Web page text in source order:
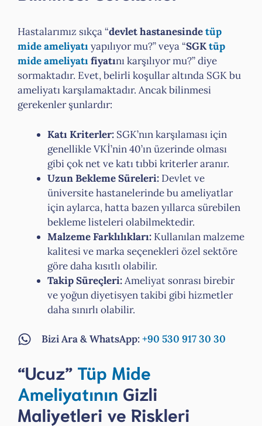
Hastalarımız sıkça “devlet hastanesindetüp
mide ameliyatıyapılıyor mu?” veya “SGKtüp
mide ameliyatıfiyatını karşılıyor mu?” diye
sormaktadır. Evet, belirli koşullar altında SGK bu
ameliyatı karşılamaktadır. Ancak bilinmesi
gerekenler şunlardır:
Katı Kriterler: SGK’nın karşılaması için
genellikle VKİ’nin 40’ın üzerinde olması
gibi çok net ve katı tıbbi kriterler aranır.
Uzun Bekleme Süreleri: Devlet ve
üniversite hastanelerinde bu ameliyatlar
için aylarca, hatta bazen yıllarca sürebilen
bekleme listeleri olabilmektedir.
Malzeme Farklılıkları: Kullanılan malzeme
kalitesi ve marka seçenekleri özel sektöre
göre daha kısıtlı olabilir.
Takip Süreçleri:Ameliyat sonrası birebir
ve yoğun diyetisyen takibi gibi hizmetler
daha sınırlı olabilir.
Bizi Ara & WhatsApp:+90 530 917 30 30
“Ucuz” Tüp Mide
Ameliyatının Gizli
Maliyetleri ve Riskleri